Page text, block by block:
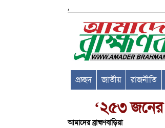
,
প্রচ্ছদ জাতীয় রাজনীতি
‘২৫৩ জনের
আমাদের ব্রাহ্মণবাড়িয়া